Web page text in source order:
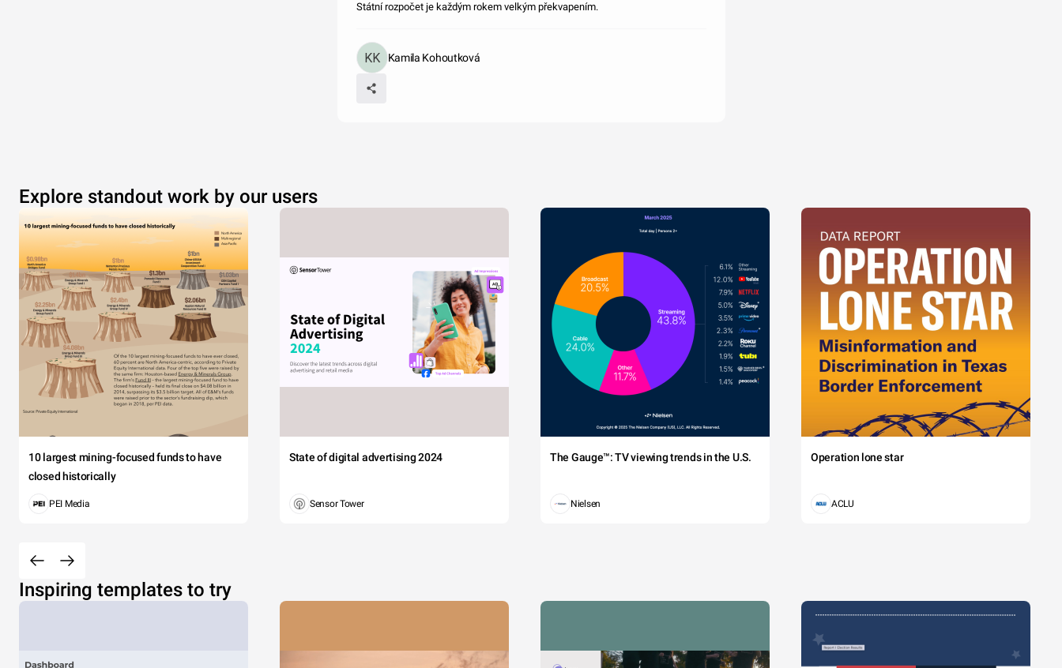
Státní rozpočet je každým rokem velkým překvapením.
Kamila Kohoutková
Explore standout work by our users
10 largest mining-focused funds to have
closed historically
PEI Media
State of digital advertising 2024
Sensor Tower
The Gauge™: TV viewing trends in the U.S.
Nielsen
Operation lone star
ACLU
Inspiring templates to try